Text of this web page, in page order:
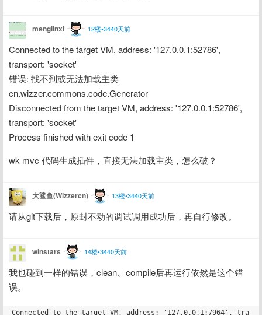
menglinxi 12楼•3440天前
Connected to the target VM, address: '127.0.0.1:52786',
transport: 'socket'
错误: 找不到或无法加载主类
cn.wizzer.commons.code.Generator
Disconnected from the target VM, address: '127.0.0.1:52786',
transport: 'socket'
Process finished with exit code 1
wk mvc 代码生成插件，直接无法加载主类，怎么破？
大鲨鱼(Wizzercn) 13楼•3440天前
请从git下载后，原封不动的调试调用成功后，再自行修改。
winstars 14楼•3440天前
我也碰到一样的错误，clean、compile后再运行依然是这个错
误。
Connected to the target VM, address: '127.0.0.1:7964', tra